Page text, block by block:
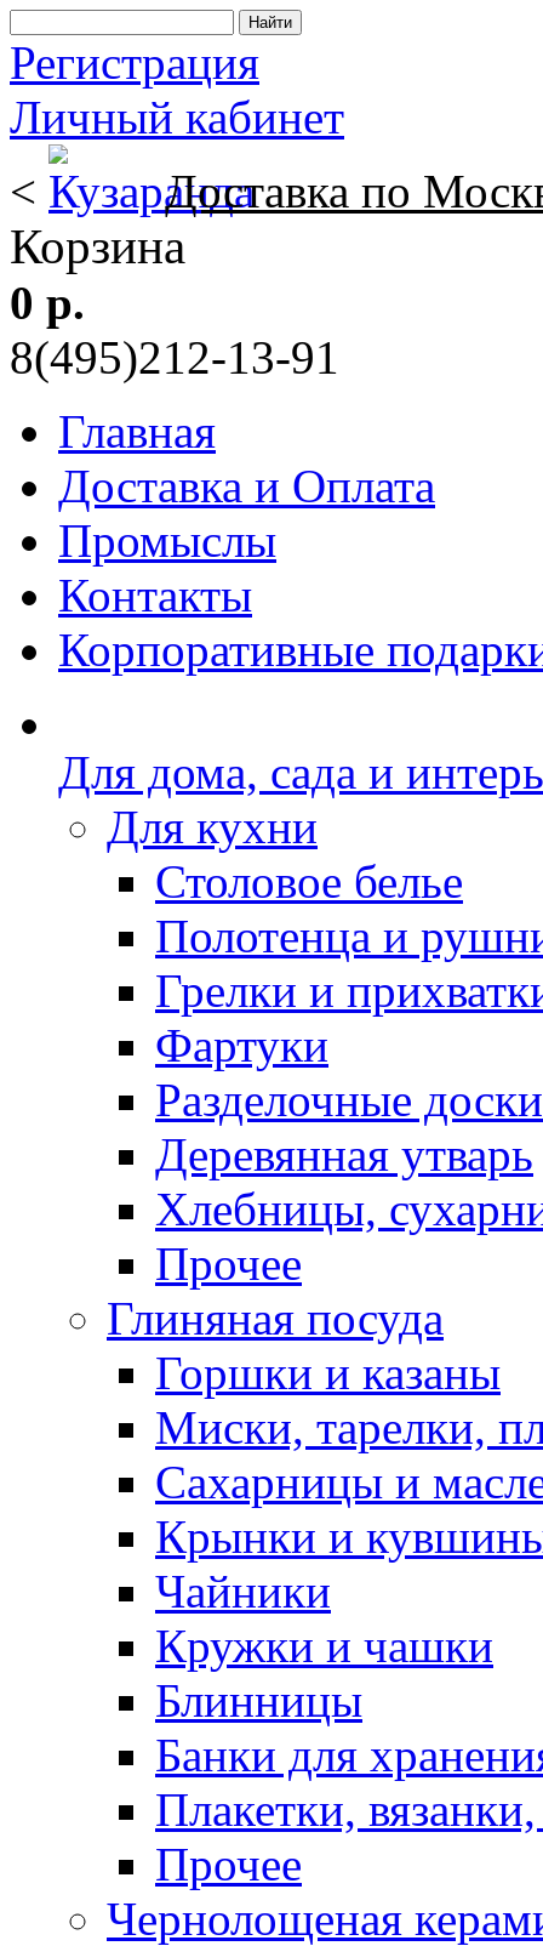
Регистрация
Личный кабинет
<
Доставка по
Корзина
0 р.
8(495)212-13-91
Главная
Доставка и Оплата
Промыслы
Контакты
Корпоративные
Для дома, сада и
Для кухни
Столовое белье
Полотенца и
Грелки и
Фартуки
Разделочные доски
Деревянная утварь
Хлебницы,
Прочее
Глиняная посуда
Горшки и казаны
Миски, тарелки,
Сахарницы и
Крынки и
Чайники
Кружки и чашки
Блинницы
Банки для
Плакетки,
Прочее
Чернолощеная